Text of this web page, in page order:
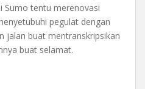
Sumo tentu merenovasi
pegulat dengan
jalan buat mentranskripsikan
buat selamat.